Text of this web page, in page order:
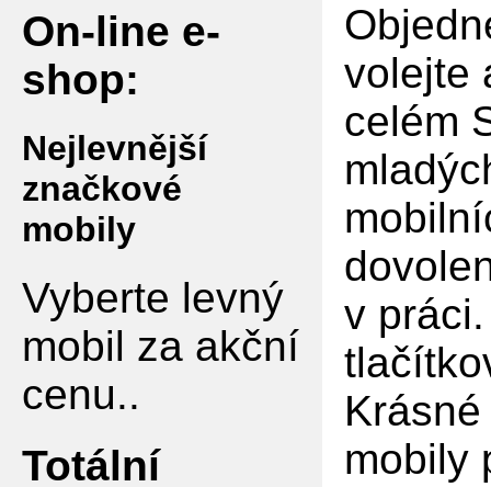
On-line e-
shop:
Nejlevnější
značkové
mobily
Vyberte levný
mobil za akční
cenu..
Totální
volejte
celém
v
mobily